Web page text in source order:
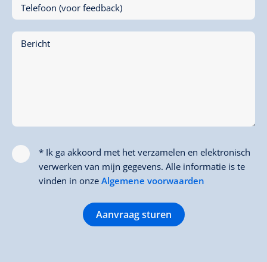
Telefoon (voor feedback)
Bericht
* Ik ga akkoord met het verzamelen en elektronisch
verwerken van mijn gegevens. Alle informatie is te
vinden in onze Algemene voorwaarden
Aanvraag sturen